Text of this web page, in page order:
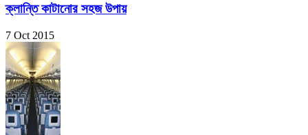
ক্লান্তি কাটানোর সহজ উপায়
7 Oct 2015